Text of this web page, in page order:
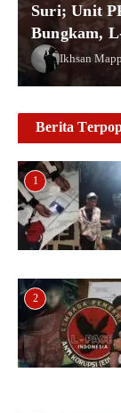
Suri; Unit
Bungkam,
Ikhsan
Berita
1
2